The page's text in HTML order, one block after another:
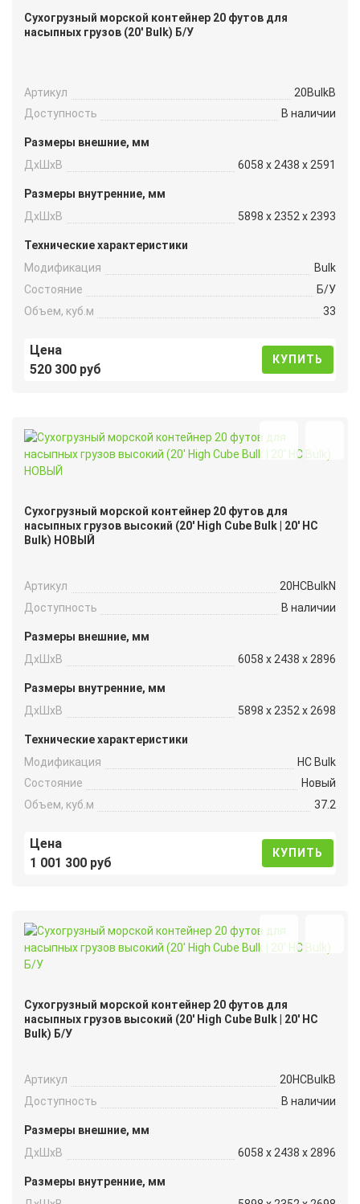
Сухогрузный морской контейнер 20 футов для
насыпных грузов (20′ Bulk) Б/У
Артикул
20BulkB
Доступность
В наличии
Размеры внешние, мм
ДxШxВ
6058 x 2438 x 2591
Размеры внутренние, мм
ДxШxВ
5898 x 2352 x 2393
Технические характеристики
Модификация
Bulk
Состояние
Б/У
Объем, куб.м
33
Цена
520 300 руб
КУПИТЬ
Сухогрузный морской контейнер 20 футов для
насыпных грузов высокий (20′ High Cube Bulk | 20′ HC
Bulk) НОВЫЙ
Артикул
20HCBulkN
Доступность
В наличии
Размеры внешние, мм
ДxШxВ
6058 x 2438 x 2896
Размеры внутренние, мм
ДxШxВ
5898 x 2352 x 2698
Технические характеристики
Модификация
HC Bulk
Состояние
Новый
Объем, куб.м
37.2
Цена
1 001 300 руб
КУПИТЬ
Сухогрузный морской контейнер 20 футов для
насыпных грузов высокий (20′ High Cube Bulk | 20′ HC
Bulk) Б/У
Артикул
20HCBulkB
Доступность
В наличии
Размеры внешние, мм
ДxШxВ
6058 x 2438 x 2896
Размеры внутренние, мм